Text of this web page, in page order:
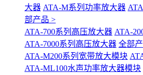
大器 ATA-M系列功率放大器
部产品 >
ATA-700系列高压放大器 ATA-
ATA-7000系列高压放大器 全部
ATA-M200系列宽带放大模块
ATA-ML100水声功率放大器模块